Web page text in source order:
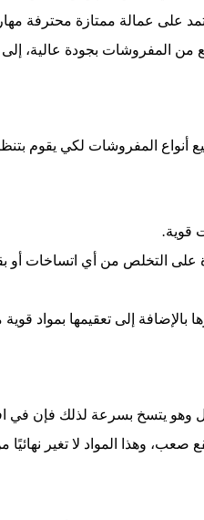
على عمالة ممتازة محترفة
من المفروشات بجودة عالية،
المفروشات لكي يقوم
قوية.
على التخلص من أي اتساخات أو
بالإضافة إلى تعقيمها بمواد قوية
وهو يتسخ بسرعة لذلك
صعب، وهذا المواد لا تغير